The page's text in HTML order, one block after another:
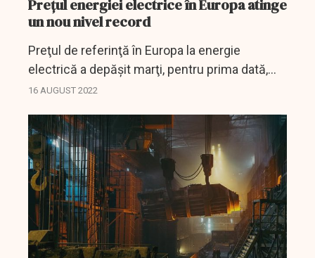
Prețul energiei electrice în Europa atinge
un nou nivel record
Preţul de referinţă în Europa la energie
electrică a depăşit marţi, pentru prima dată,
pragul de 500 de euro pentru un Megawatt-
gospodăriilor,...
16 AUGUST 2022